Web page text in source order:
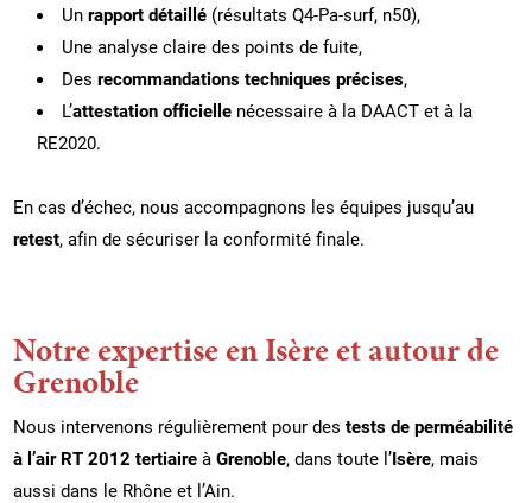
Unrapport détaillé (résultats Q4-Pa-surf, n50),
Une analyse claire des points de fuite,
Desrecommandations techniques précises,
L’attestation officielle nécessaire à la DAACT et à la
RE2020.
En cas d’échec, nous accompagnons les équipes jusqu’au
retest, afin de sécuriser la conformité finale.
Notre expertise en Isère et autour de
Grenoble
Nous intervenons régulièrement pour destests de perméabilité
à l’air RT 2012 tertiaire àGrenoble, dans toute l’Isère, mais
aussi dans le Rhône et l’Ain.